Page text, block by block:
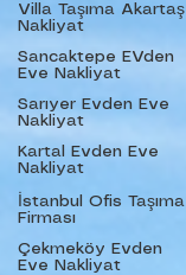
Villa Taşıma Akartaş
Nakliyat
Sancaktepe EVden
Eve Nakliyat
Sarıyer Evden Eve
Nakliyat
Kartal Evden Eve
Nakliyat
İstanbul Ofis Taşıma
Firması
Çekmeköy Evden
Eve Nakliyat